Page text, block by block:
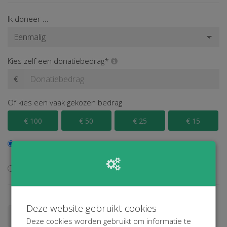
Ik doneer ...
Kies zelf een donatiebedrag*
€
Of kies een vaak gekozen bedrag
€ 100 € 50 € 25 € 15
Ik wil bijdragen aan de transactiekosten en betaal € 0,40
Ik wil niet bijdragen aan de transactiekosten
Doneren als persoon Doneren als bedrijf
Deze website gebruikt cookies
Deze cookies worden gebruikt om informatie te